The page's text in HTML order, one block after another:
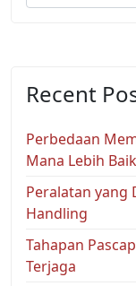
Recent
Perbedaan
Mana Lebih
Peralatan yang
Handling
Tahapan
Terjaga